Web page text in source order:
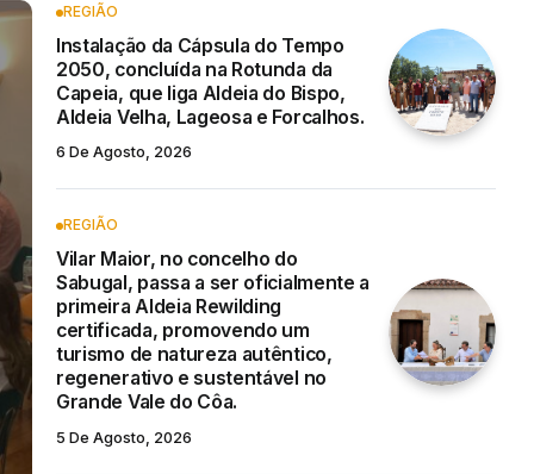
REGIÃO
Instalação da Cápsula do Tempo
2050, concluída na Rotunda da
Capeia, que liga Aldeia do Bispo,
Aldeia Velha, Lageosa e Forcalhos.
6 De Agosto, 2026
REGIÃO
Vilar Maior, no concelho do
Sabugal, passa a ser oficialmente a
primeira Aldeia Rewilding
certificada, promovendo um
turismo de natureza autêntico,
regenerativo e sustentável no
Grande Vale do Côa.
5 De Agosto, 2026